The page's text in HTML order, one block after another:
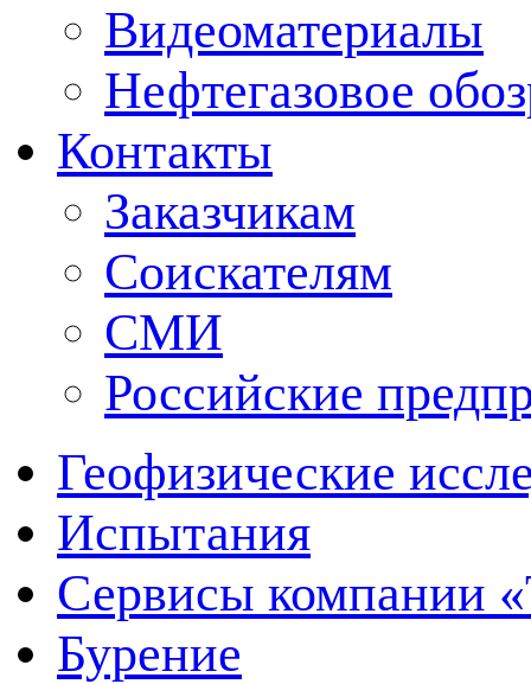
Видеоматериалы
Нефтегазовое
Контакты
Заказчикам
Соискателям
СМИ
Российские
Геофизические
Испытания
Сервисы компании
Бурение